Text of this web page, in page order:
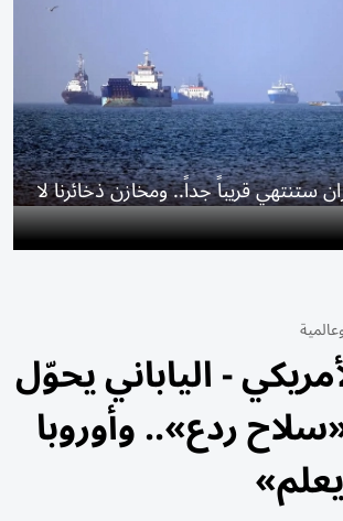
ستنتهي قريباً جداً.. ومخازن ذخائرنا لا
- الياباني يحوّل
ردع».. وأوروبا